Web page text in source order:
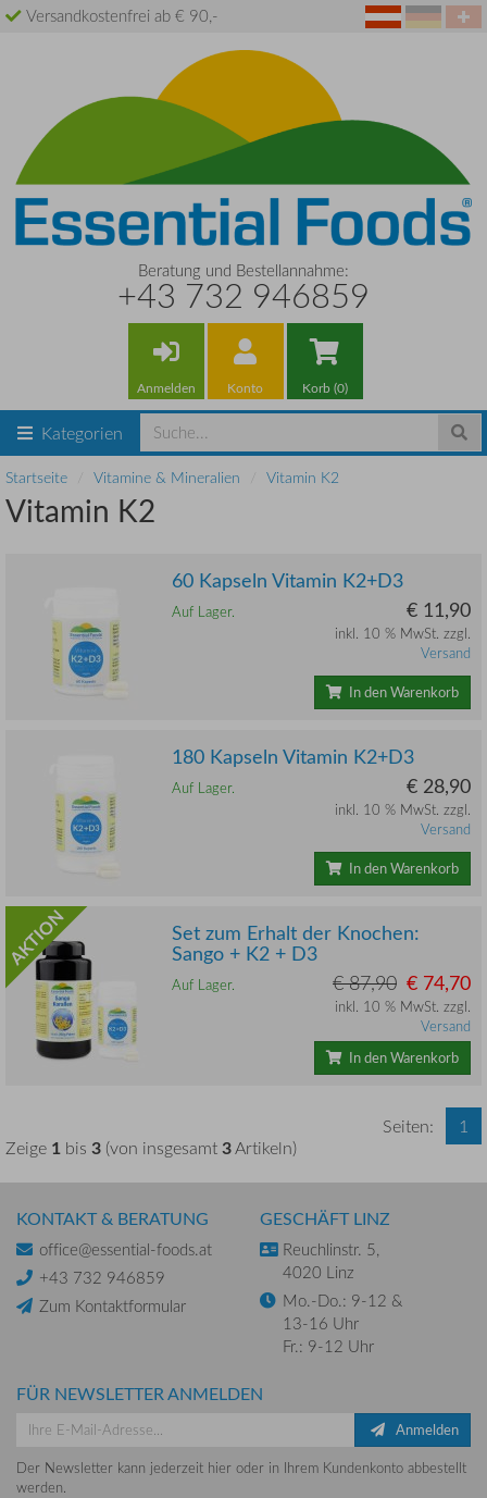
Versandkostenfrei ab € 90,-
Beratung und Bestellannahme:
+43 732 946859
Anmelden Konto Korb (0)
Kategorien
Startseite Vitamine & Mineralien Vitamin K2
Vitamin K2
60 Kapseln Vitamin K2+D3
Auf Lager. € 11,90
inkl. 10 % MwSt. zzgl.
Versand
In den Warenkorb
180 Kapseln Vitamin K2+D3
Auf Lager. € 28,90
inkl. 10 % MwSt. zzgl.
Versand
In den Warenkorb
AKTION Set zum Erhalt der Knochen:
Sango + K2 + D3
Auf Lager. € 87,90 € 74,70
inkl. 10 % MwSt. zzgl.
Versand
In den Warenkorb
Zeige 1 bis 3 (von insgesamt3Artikeln)
Seiten: 1
KONTAKT & BERATUNG
office@essential-foods.at
+43 732 946859
Zum Kontaktformular
GESCHÄFT LINZ
Reuchlinstr. 5,
4020 Linz
Mo.-Do.: 9-12 &
13-16 Uhr
Fr.: 9-12 Uhr
FÜR NEWSLETTER ANMELDEN
Anmelden
Der Newsletter kann jederzeit hier oder in Ihrem Kundenkonto abbestellt
werden.